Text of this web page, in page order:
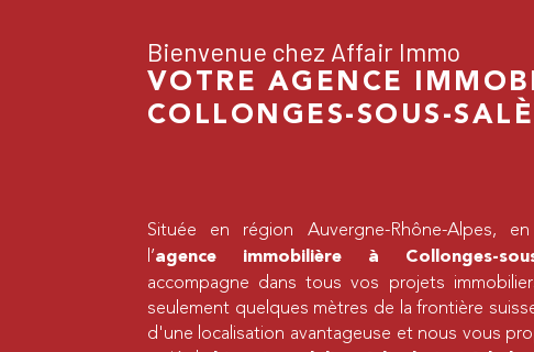
Bienvenue chez Affair Immo
VOTRE AGENCE
COLLONGES-SOUS-
Située en région Auvergne-Rhône-Alpes, en
l’agence immobilière à Collonges-
accompagne dans tous vos projets
seulement quelques mètres de la frontière
d'une localisation avantageuse et nous vous